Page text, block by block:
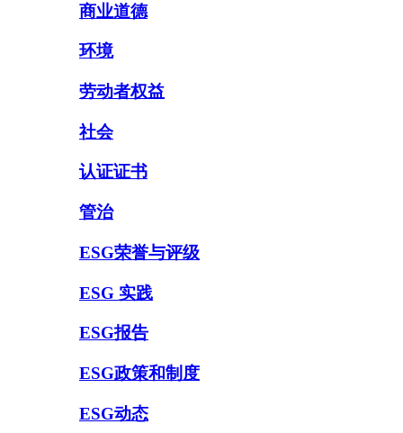
商业道德
环境
劳动者权益
社会
认证证书
管治
ESG荣誉与评级
ESG 实践
ESG报告
ESG政策和制度
ESG动态